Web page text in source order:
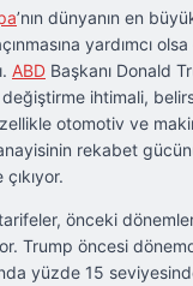
’nın dünyanın en
yardımcı
ABD Başkanı Donald
değiştirme ihtimali,
otomotiv ve
rekabet
önceki
Trump öncesi
yüzde 15